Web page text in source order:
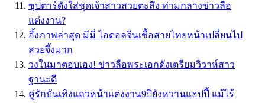
ซุปตาร์ดังใส่ชุดเจ้าสาวสวยตะลึง ท่ามกลางข่าวลือ
แต่งงาน?
อึ้งภาพล่าสุด มีมี่ ไอดอลจีนเชื้อสายไทยหน้าเปลี่ยนไป
สวยจึ้งมาก
วงในมาตอบเอง! ข่าวลือพระเอกดังเตรียมวิวาห์สาว
ฐานะดี
คู่รักบันเทิงแถวหน้าแต่งงาน9ปียังหวานแฮปปี้ แม้ไร้